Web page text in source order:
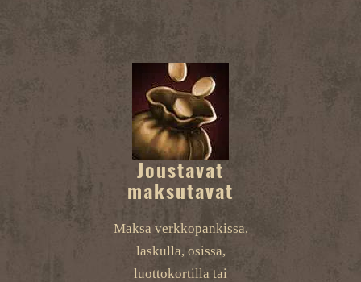
Joustavat
maksutavat
Maksa verkkopankissa,
laskulla, osissa,
luottokortilla tai